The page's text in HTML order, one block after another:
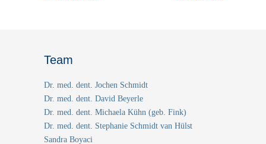
Team
Dr. med. dent. Jochen Schmidt
Dr. med. dent. David Beyerle
Dr. med. dent. Michaela Kühn (geb. Fink)
Dr. med. dent. Stephanie Schmidt van Hülst
Sandra Boyaci